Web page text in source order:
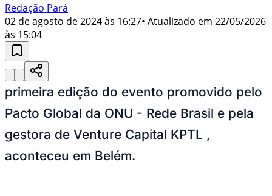
Redação Pará
02 de agosto de 2024 às 16:27• Atualizado em 22/05/2026
às 15:04
primeira edição do evento promovido pelo
Pacto Global da ONU - Rede Brasil e pela
gestora de Venture Capital KPTL ,
aconteceu em Belém.